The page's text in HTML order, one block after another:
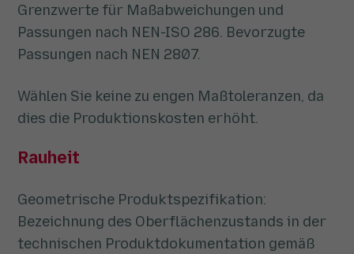
Grenzwerte für Maßabweichungen und
Passungen nach NEN-ISO 286. Bevorzugte
Passungen nach NEN 2807.
Wählen Sie keine zu engen Maßtoleranzen, da
dies die Produktionskosten erhöht.
Rauheit
Geometrische Produktspezifikation:
Bezeichnung des Oberflächenzustands in der
technischen Produktdokumentation gemäß